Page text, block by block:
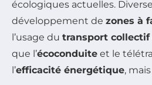
écologiques actuelles.
développement de zones à
l’usage du transport collectif
que l’écoconduite et le
l’efficacité énergétique,